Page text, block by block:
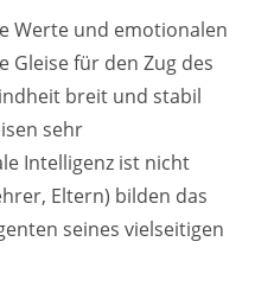
Werte und emotionalen
Gleise für den Zug des
breit und stabil
sehr
Intelligenz ist nicht
Eltern) bilden das
seines vielseitigen